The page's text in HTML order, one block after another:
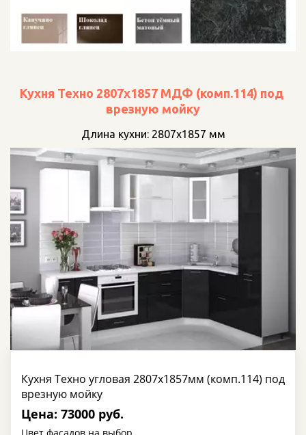
Кухня Техно 2807х1857 МДФ (комп.114) под
врезную мойку
Длина кухни: 2807х1857 мм
Кухня Техно угловая 2807х1857мм (комп.114) под
врезную мойку
Цена: 73000 руб.